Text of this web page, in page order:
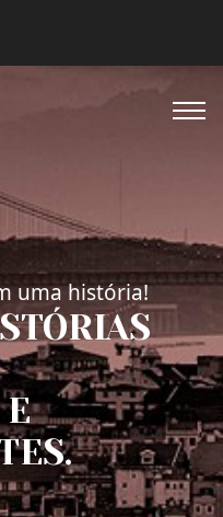
uma história!